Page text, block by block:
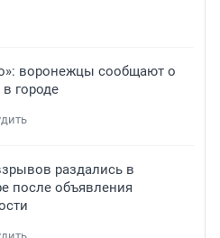
воронежцы сообщают о
городе
раздались в
после объявления